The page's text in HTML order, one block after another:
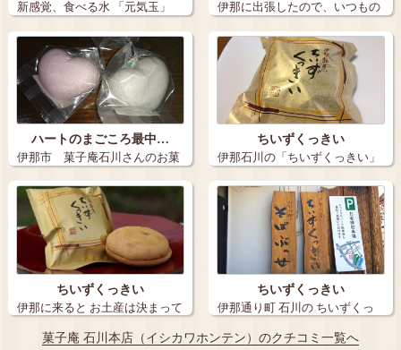
新感覚、食べる水 「元気玉」
このネ…
伊那に出張したので、いつもの
「菓子庵石川…
ハートのまごころ最中…
伊那市 菓子庵石川さんのお菓
子 頂きまし…
ちいずくっきい
伊那石川の「ちいずくっきい」
は我が家の定…
ちいずくっきい
伊那に来ると お土産は決まって
この 「ち…
ちいずくっきい
伊那通り町 石川の ちいずくっ
きい …
菓子庵 石川本店（イシカワホンテン）のクチコミ一覧へ